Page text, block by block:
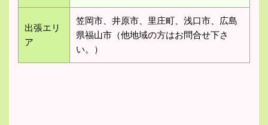
出張エリ
ア
笠岡市、井原市、里庄町、浅口市、広島
県福山市（他地域の方はお問合せ下さ
い。）